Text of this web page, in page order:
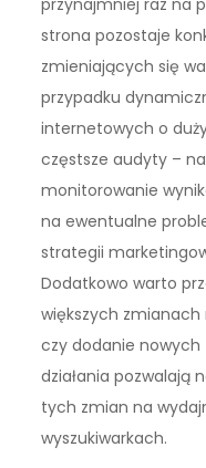
przynajmniej raz na
strona pozostaje
zmieniających się
przypadku
internetowych o
częstsze audyty –
monitorowanie
na ewentualne
strategii
Dodatkowo warto
większych
czy dodanie
działania pozwalają
tych zmian na
wyszukiwarkach.